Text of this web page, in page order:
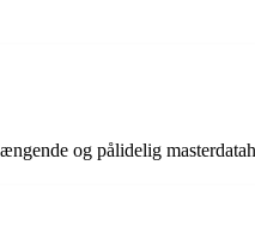
og pålidelig